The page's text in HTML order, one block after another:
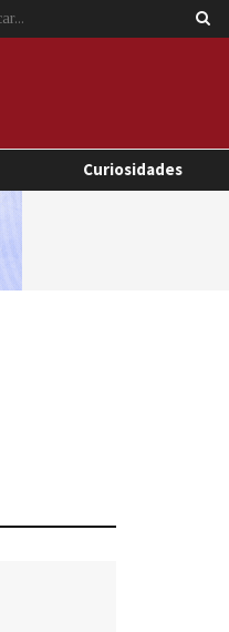
Curiosidades